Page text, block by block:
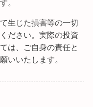
。
生じた損害等の一切
ださい。実際の投資
は、ご自身の責任と
いいたします。